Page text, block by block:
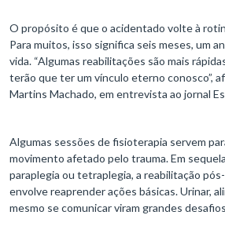
O propósito é que o acidentado volte à
Para muitos, isso significa seis meses, um
vida. “Algumas reabilitações são mais
terão que ter um vínculo eterno conosco”,
Martins Machado, em entrevista ao jornal
Algumas sessões de fisioterapia servem
movimento afetado pelo trauma. Em
paraplegia ou tetraplegia, a reabilitação
envolve reaprender ações básicas. Urinar,
mesmo se comunicar viram grandes